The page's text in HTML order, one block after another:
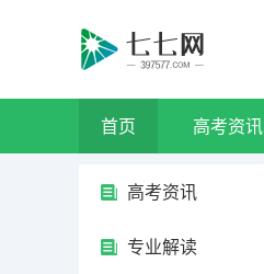
首页 高考资讯
高考资讯
专业解读